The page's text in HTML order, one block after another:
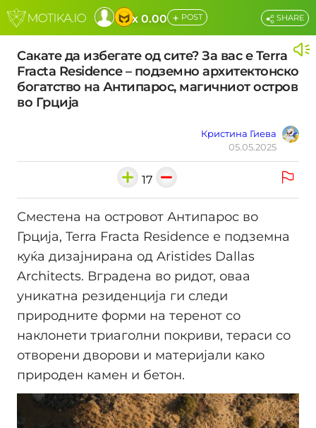
x 0.00 + POST
Сакате да избегате од сите? За вас е Terra
Fracta Residence – подземно архитектонско
богатство на Антипарос, магичниот остров
во Грција
Кристина Гиева
05.05.2025
SHARE
17
Сместена на островот Антипарос во
Грција, Terra Fracta Residence е подземна
куќа дизајнирана од Aristides Dallas
Architects. Вградена во ридот, оваа
уникатна резиденција ги следи
природните форми на теренот со
наклонети триаголни покриви, тераси со
отворени дворови и материјали како
природен камен и бетон.